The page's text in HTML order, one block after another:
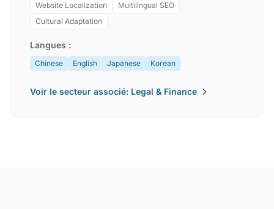
Website Localization
Multilingual SEO
Cultural Adaptation
Langues :
Chinese English Japanese Korean
Voir le secteur associé: Legal & Finance